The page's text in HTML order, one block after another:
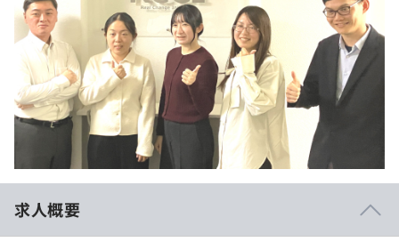
就活成功ガイド
プラン
個人向けプラン
法人向けプラン
学校向けプラン
契約内容・クーポン
note
求人概要